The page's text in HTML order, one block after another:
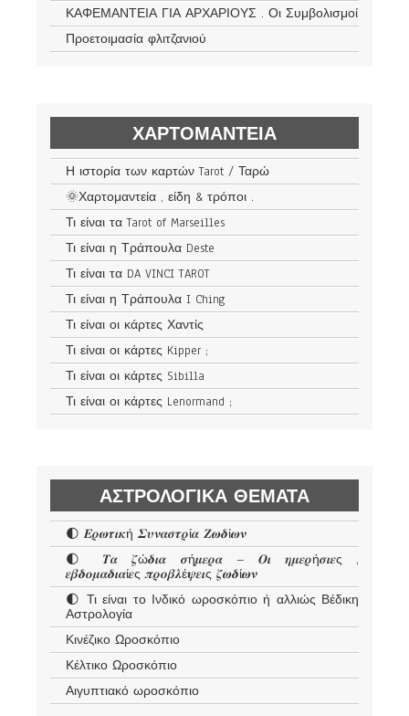
ΚΑΦΕΜΑΝΤΕΙΑ ΓΙΑ ΑΡΧΑΡΙΟΥΣ . Οι Συμβολισμοί
Προετοιμασία φλιτζανιού
ΧΑΡΤΟΜΑΝΤΕΊΑ
Η ιστορία των καρτών Tarot / Ταρώ
🌞Χαρτομαντεία , είδη & τρόποι .
Τι είναι τα Tarot of Marseilles
Τι είναι η Τράπουλα Deste
Τι είναι τα DA VINCI TAROT
Τι είναι η Τράπουλα I Ching
Τι είναι οι κάρτες Χαντίς
Τι είναι οι κάρτες Kipper ;
Τι είναι οι κάρτες Sibilla
Τι είναι οι κάρτες Lenormand ;
ΑΣΤΡΟΛΟΓΙΚΆ ΘΈΜΑΤΑ
🌓 𝜠𝝆𝝎𝝉𝜾𝜿ή 𝜮𝝊𝝂𝜶𝝈𝝉𝝆ί𝜶 𝜡𝝎𝜹ί𝝎𝝂
🌓 𝜯𝜶 𝜻ώ𝜹𝜾𝜶 𝝈ή𝝁𝜺𝝆𝜶 – 𝜪𝜾 𝜼𝝁𝜺𝝆ή𝝈𝜾𝜺ς ,
𝜺𝜷𝜹𝝄𝝁𝜶𝜹𝜾𝜶ί𝜺ς 𝝅𝝆𝝄𝜷𝝀έ𝝍𝜺𝜾ς 𝜻𝝎𝜹ί𝝎𝝂
🌓 Τι είναι το Ινδικό ωροσκόπιο ή αλλιώς Βέδικη
Αστρολογία
Κινέζικο Ωροσκόπιο
Κέλτικο Ωροσκόπιο
Αιγυπτιακό ωροσκόπιο